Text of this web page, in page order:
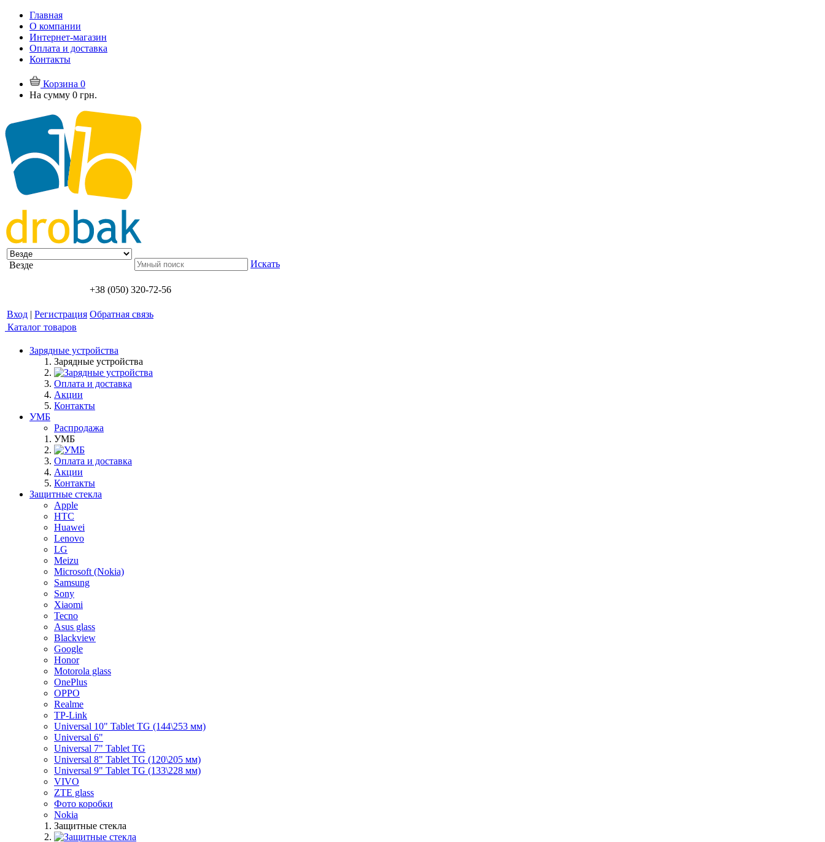
Главная
О компании
Интернет-магазин
Оплата и доставка
Контакты
Корзина 0
На сумму 0 грн.
Везде Искать
+38 (050) 320-72-56
Вход | Регистрация Обратная связь
Каталог товаров
Зарядные устройства
Зарядные устройства
Оплата и доставка
Акции
Контакты
УМБ
Распродажа
УМБ
Оплата и доставка
Акции
Контакты
Защитные стекла
Apple
HTC
Huawei
Lenovo
LG
Meizu
Microsoft (Nokia)
Samsung
Sony
Xiaomi
Tecno
Asus glass
Blackview
Google
Honor
Motorola glass
OnePlus
OPPO
Realme
TP-Link
Universal 10" Tablet TG (144\253 мм)
Universal 6"
Universal 7" Tablet TG
Universal 8" Tablet TG (120\205 мм)
Universal 9" Tablet TG (133\228 мм)
VIVO
ZTE glass
Фото коробки
Nokia
Защитные стекла